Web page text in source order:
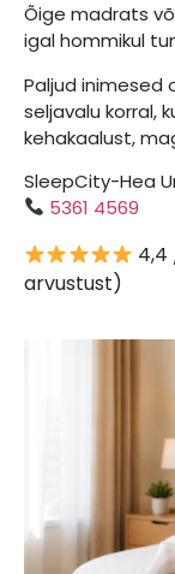
Õige madrats
igal hommikul
Paljud
seljavalu korral,
kehakaalust,
SleepCity-Hea
5361 4569
4,4
arvustust)